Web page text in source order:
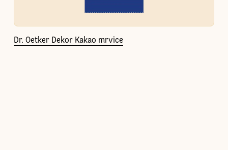
Dr. Oetker Dekor Kakao mrvice